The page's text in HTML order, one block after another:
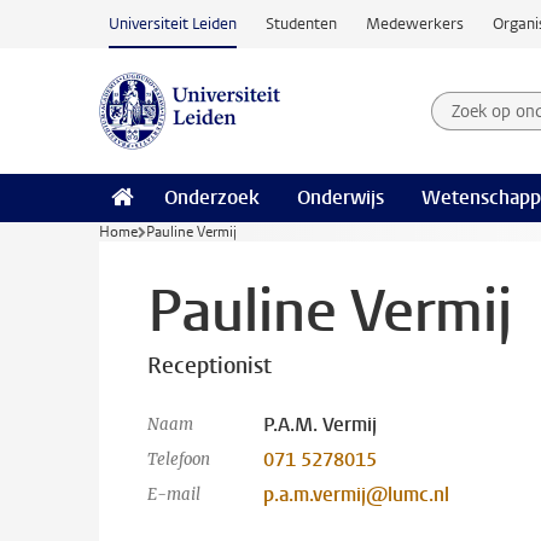
Ga naar hoofdinhoud
Universiteit Leiden Studenten Medewerkers
Zoek op
Zoekterm
Onderzoek Onderwijs
Home Pauline Vermij
Pauline Vermij
Receptionist
Naam P.A.M. Vermij
Telefoon 071 5278015
E-mail p.a.m.vermij@lumc.nl